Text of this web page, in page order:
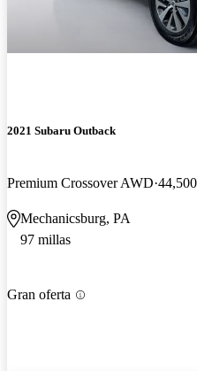
2021 Subaru Outback
Premium Crossover AWD
Mechanicsburg, PA
97 millas
Gran oferta